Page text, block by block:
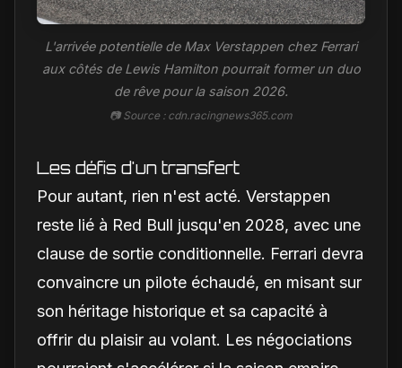
L'arrivée potentielle de Max Verstappen chez Ferrari
aux côtés de Lewis Hamilton pourrait former un duo
de rêve pour la saison 2026.
📷 Source : cdn.racingnews365.com
Les défis d'un transfert
Pour autant, rien n'est acté. Verstappen
reste lié à Red Bull jusqu'en 2028, avec une
clause de sortie conditionnelle. Ferrari devra
convaincre un pilote échaudé, en misant sur
son héritage historique et sa capacité à
offrir du plaisir au volant. Les négociations